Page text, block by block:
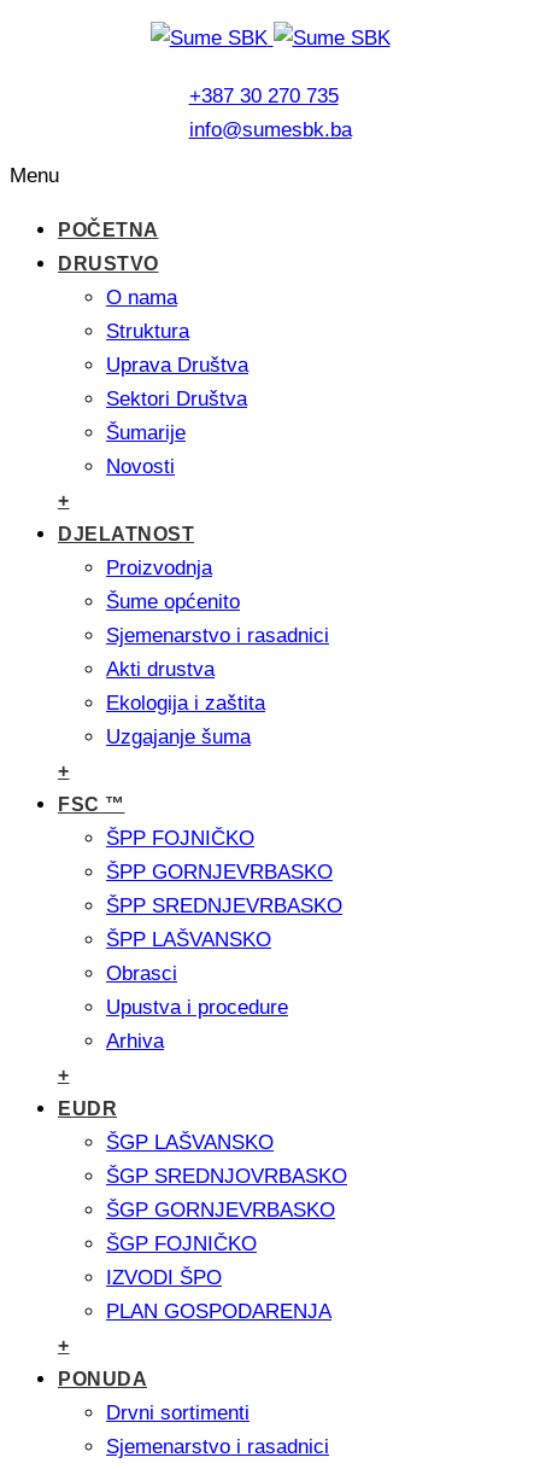
+387 30 270 735
info@sumesbk.ba
Menu
POČETNA
DRUSTVO
O nama
Struktura
Uprava Društva
Sektori Društva
Šumarije
Novosti
+
DJELATNOST
Proizvodnja
Šume općenito
Sjemenarstvo i rasadnici
Akti drustva
Ekologija i zaštita
Uzgajanje šuma
+
FSC ™
ŠPP FOJNIČKO
ŠPP GORNJEVRBASKO
ŠPP SREDNJEVRBASKO
ŠPP LAŠVANSKO
Obrasci
Upustva i procedure
Arhiva
+
EUDR
ŠGP LAŠVANSKO
ŠGP SREDNJOVRBASKO
ŠGP GORNJEVRBASKO
ŠGP FOJNIČKO
IZVODI ŠPO
PLAN GOSPODARENJA
+
PONUDA
Drvni sortimenti
Sjemenarstvo i rasadnici